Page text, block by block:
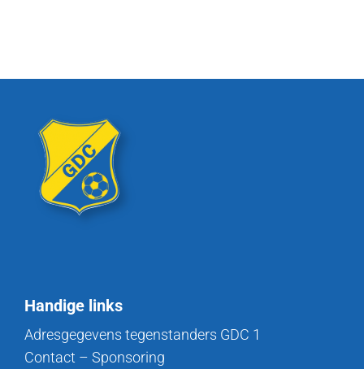
Handige links
Adresgegevens tegenstanders GDC 1
Contact – Sponsoring